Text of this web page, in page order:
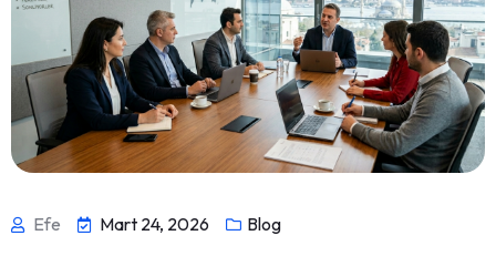
Efe Mart 24, 2026 Blog